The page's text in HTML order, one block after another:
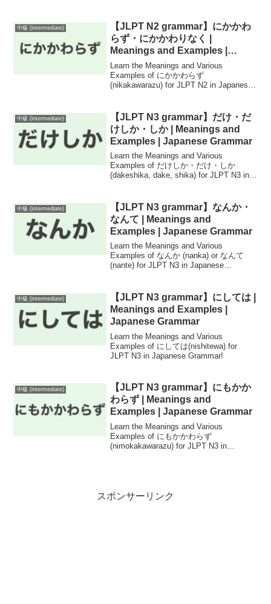
中級 (intermediate)
【JLPT N2 grammar】にかかわ
らず・にかかわりなく |
Meanings and Examples |
Japanese Grammar
Learn the Meanings and Various
Examples of にかかわらず
(nikakawarazu) for JLPT N2 in Japanese
中級 (intermediate)
【JLPT N3 grammar】だけ・だ
けしか・しか | Meanings and
Examples | Japanese Grammar
Learn the Meanings and Various
Examples of だけしか・だけ・しか
(dakeshika, dake, shika) for JLPT N3 in
中級 (intermediate)
【JLPT N3 grammar】なんか・
なんて | Meanings and
Examples | Japanese Grammar
Learn the Meanings and Various
Examples of なんか (nanka) or なんて
(nante) for JLPT N3 in Japanese
中級 (intermediate)
【JLPT N3 grammar】にしては |
Meanings and Examples |
Japanese Grammar
Learn the Meanings and Various
Examples of にしては(nishitewa) for
JLPT N3 in Japanese Grammar!
中級 (intermediate)
【JLPT N3 grammar】にもかか
わらず | Meanings and
Examples | Japanese Grammar
Learn the Meanings and Various
Examples of にもかかわらず
(nimokakawarazu) for JLPT N3 in
スポンサーリンク